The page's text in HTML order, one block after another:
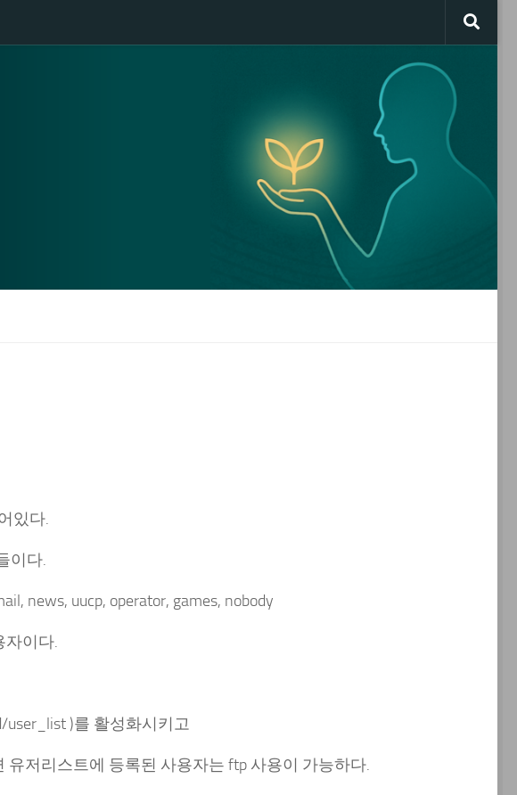
있다.
이다.
news, uucp, operator, games, nobody
자이다.
)를 활성화시키고
저리스트에 등록된 사용자는 ftp 사용이 가능하다.